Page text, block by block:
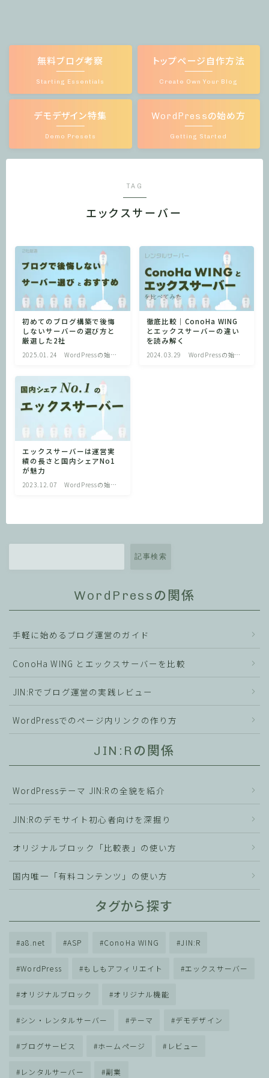
Starting Essentials
無料ブログ考察
Create Own Your Blog
トップページ自作方法
Demo Presets
デモデザイン特集
Getting Started
WordPressの始め方
TAG
エックスサーバー
初めてのブログ構築で後悔
しないサーバーの選び方と
厳選した2社
2025.01.24
WordPressの始め
徹底比較｜ConoHa WING
とエックスサーバーの違い
を読み解く
2024.03.29
WordPressの始め
エックスサーバーは運営実
績の長さと国内シェアNo1
が魅力
2023.12.07
WordPressの始め
記事検索
WordPressの関係
手軽に始めるブログ運営のガイド
ConoHa WING とエックスサーバーを比較
JIN:Rでブログ運営の実践レビュー
WordPressでのページ内リンクの作り方
JIN:Rの関係
WordPressテーマ JIN:Rの全貌を紹介
JIN:Rのデモサイト初心者向けを深掘り
オリジナルブロック「比較表」の使い方
国内唯一「有料コンテンツ」の使い方
タグから探す
a8.net ASP ConoHa WING JIN:R
WordPress もしもアフィリエイト エックスサーバー
オリジナルブロック オリジナル機能
シン・レンタルサーバー テーマ デモデザイン
ブログサービス ホームページ レビュー
レンタルサーバー 副業